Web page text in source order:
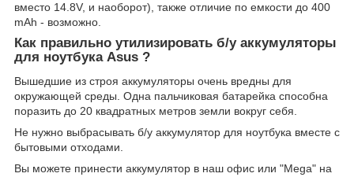
вместо 14.8V, и наоборот), также отличие по емкости до 400
mAh - возможно.
Как правильно утилизировать б/у аккумуляторы
для ноутбука Asus ?
Вышедшие из строя аккумуляторы очень вредны для
окружающей среды. Одна пальчиковая батарейка способна
поразить до 20 квадратных метров земли вокруг себя.
Не нужно выбрасывать б/у аккумулятор для ноутбука вместе с
бытовыми отходами.
Вы можете принести аккумулятор в наш офис или "Mega" на